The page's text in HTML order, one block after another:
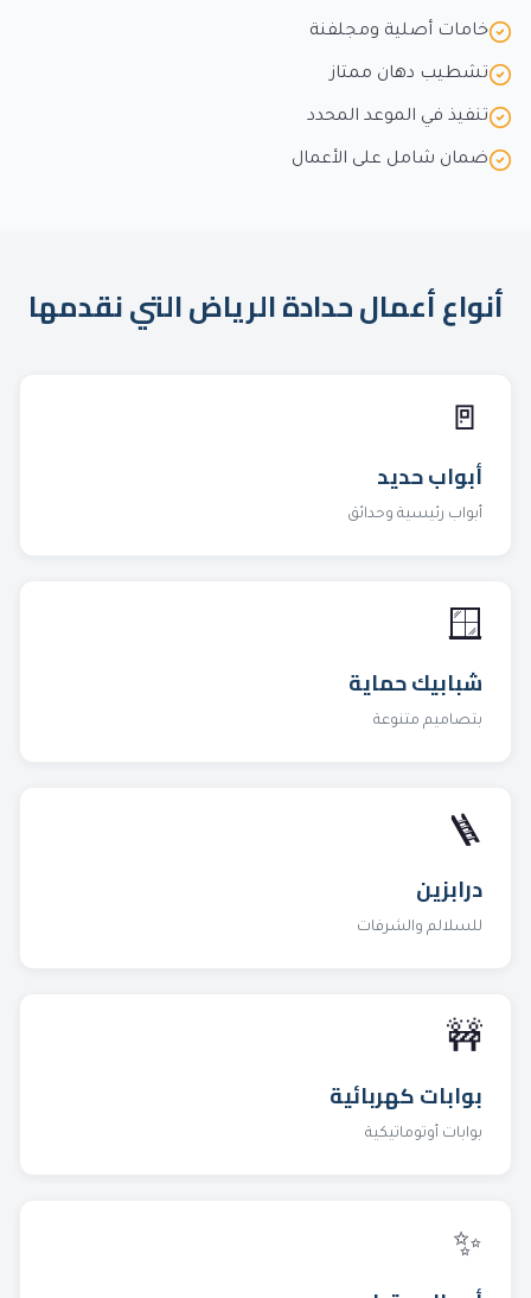
خامات أصلية ومجلفنة
تشطيب دهان ممتاز
تنفيذ في الموعد المحدد
ضمان شامل على الأعمال
أنواعأعمال حدادة الرياضالتي نقدمها
🚪
أبواب حديد
أبواب رئيسية وحدائق
🪟
شبابيك حماية
بتصاميم متنوعة
🪜
درابزين
للسلالم والشرفات
🚧
بوابات كهربائية
بوابات أوتوماتيكية
✨